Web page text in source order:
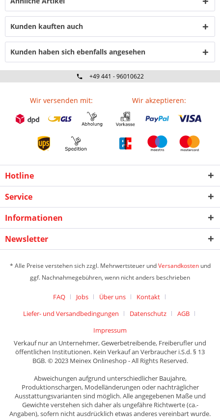
Kunden kauften auch
Kunden haben sich ebenfalls angesehen
+49 441 - 96010622
Wir versenden mit: Wir akzeptieren:
Hotline
Service
Informationen
Newsletter
* Alle Preise verstehen sich zzgl. Mehrwertsteuer undVersandkostenund
ggf. Nachnahmegebühren, wenn nicht anders beschrieben
FAQ Jobs Über uns
Kontakt
Liefer- und Versandbedingungen
Datenschutz
AGB
Impressum
Verkauf nur an Unternehmer, Gewerbetreibende, Freiberufler und
öffentlichen Institutionen. Kein Verkauf an Verbraucher i.S.d. § 13
BGB. © 2023 Meinex Onlineshop - All Rights Reserved.
Abweichungen aufgrund unterschiedlicher Baujahre,
Produktionschargen, Modelländerungen oder nachträglicher
Ausstattungsvarianten sind möglich. Alle angegebenen Maße und
Gewichte verstehen sich daher als ungefähre Richtwerte (ca.-
Angaben), sofern nicht ausdrücklich etwas anderes vereinbart wurde.